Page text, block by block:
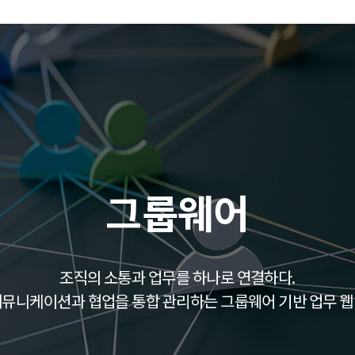
그룹웨어
조직의 소통과 업무를 하나로 연결하다.
니케이션과 협업을 통합 관리하는 그룹웨어 기반 업무